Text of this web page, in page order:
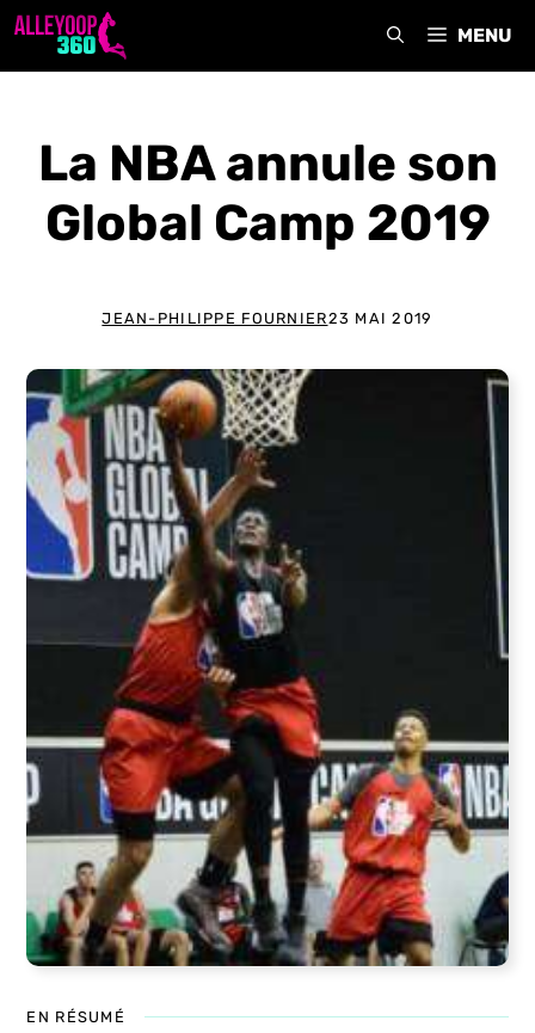
Aller
MENU
La NBA annule son
Global Camp 2019
JEAN-PHILIPPE FOURNIER23 MAI 2019
EN RÉSUMÉ